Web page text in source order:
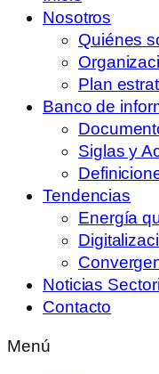
Nosotros
Quiénes
Plan
Banco de
Siglas y
Tendencias
Energía
Noticias
Contacto
Menú